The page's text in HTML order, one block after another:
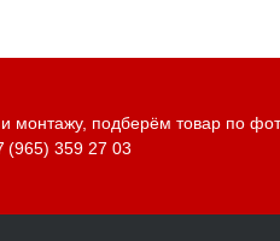
монтажу, подберём товар по
(965) 359 27 03